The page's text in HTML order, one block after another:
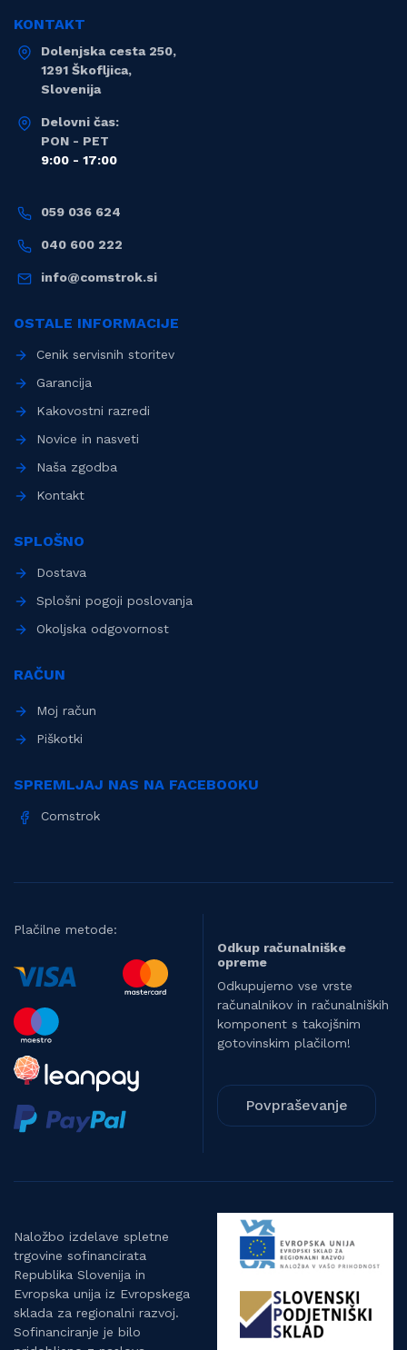
KONTAKT
Dolenjska cesta 250,
1291 Škofljica,
Slovenija
Delovni čas:
PON - PET
9:00 - 17:00
059 036 624
040 600 222
info@comstrok.si
OSTALE INFORMACIJE
Cenik servisnih storitev
Garancija
Kakovostni razredi
Novice in nasveti
Naša zgodba
Kontakt
SPLOŠNO
Dostava
Splošni pogoji poslovanja
Okoljska odgovornost
RAČUN
Moj račun
Piškotki
SPREMLJAJ NAS NA FACEBOOKU
Comstrok
Plačilne metode:
Odkup računalniške
opreme
Odkupujemo vse vrste
računalnikov in računalniških
komponent s takojšnim
gotovinskim plačilom!
Povpraševanje
Naložbo izdelave spletne
trgovine sofinancirata
Republika Slovenija in
Evropska unija iz Evropskega
sklada za regionalni razvoj.
Sofinanciranje je bilo